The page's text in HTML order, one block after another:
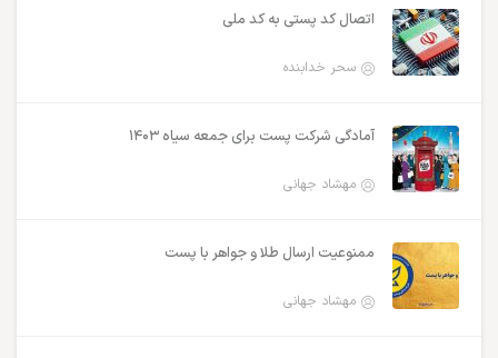
اتصال کد پستی به کد ملی
سحر خدابنده
آمادگی شرکت پست برای جمعه سیاه ۱۴۰۳
مهشاد جهانی
ممنوعیت ارسال طلا و جواهر با پست
مهشاد جهانی